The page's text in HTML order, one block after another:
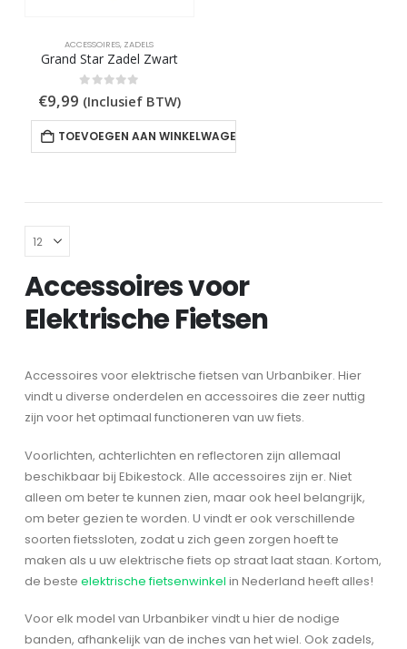
ACCESSOIRES, ZADELS
Grand Star Zadel Zwart
€9,99 (Inclusief BTW)
TOEVOEGEN AAN WINKELWAGEN
Accessoires voor
Elektrische Fietsen
Accessoires voor elektrische fietsen van Urbanbiker. Hier
vindt u diverse onderdelen en accessoires die zeer nuttig
zijn voor het optimaal functioneren van uw fiets.
Voorlichten, achterlichten en reflectoren zijn allemaal
beschikbaar bij Ebikestock. Alle accessoires zijn er. Niet
alleen om beter te kunnen zien, maar ook heel belangrijk,
om beter gezien te worden. U vindt er ook verschillende
soorten fietssloten, zodat u zich geen zorgen hoeft te
maken als u uw elektrische fiets op straat laat staan. Kortom,
de beste elektrische fietsenwinkel in Nederland heeft alles!
Voor elk model van Urbanbiker vindt u hier de nodige
banden, afhankelijk van de inches van het wiel. Ook zadels,